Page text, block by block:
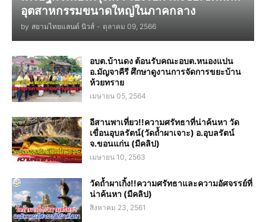
อุตสาหกรรมขนาดใหญ่ในภาคกลาง
by สยามไทยแลนด์ นิวส์ - ตุลาคม 09, 2566
อบต.บ้านดง ต้อนรับคณะอบต.หนองแปน
อ.มัญจาคีรี ศึกษาดูงานการจัดการขยะบ้าน
ห้วยทราย
เมษายน 05, 2564
อีสานพาเที่ยว!!ความศรัทธาที่น่าค้นหา วัด
เขื่อนอุบลรัตน์(วัดถ้ำผาเจาะ) อ.อุบลรัตน์
จ.ขอนแก่น (มีคลิป)
เมษายน 10, 2563
วัดถ้ำผาเกิ้ง!!ความศรัทธาและความอัศจรรย์ที่
น่าค้นหา (มีคลิป)
สิงหาคม 23, 2561